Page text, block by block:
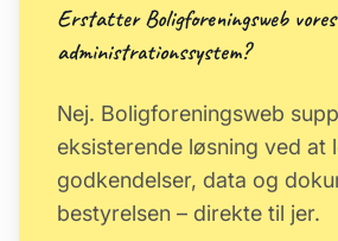
Erstatter Boligforeningsweb vores
administrationssystem?
Nej. Boligforeningsweb
eksisterende løsning ved at
godkendelser, data og
bestyrelsen – direkte til jer.